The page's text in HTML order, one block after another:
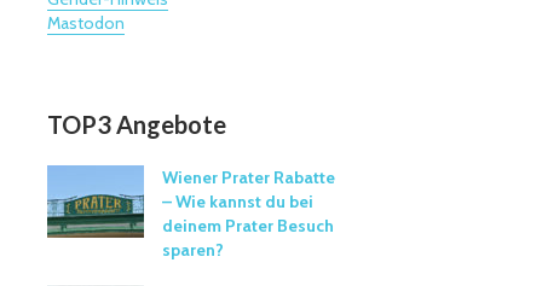
Mastodon
TOP3 Angebote
Wiener Prater Rabatte
– Wie kannst du bei
deinem Prater Besuch
sparen?